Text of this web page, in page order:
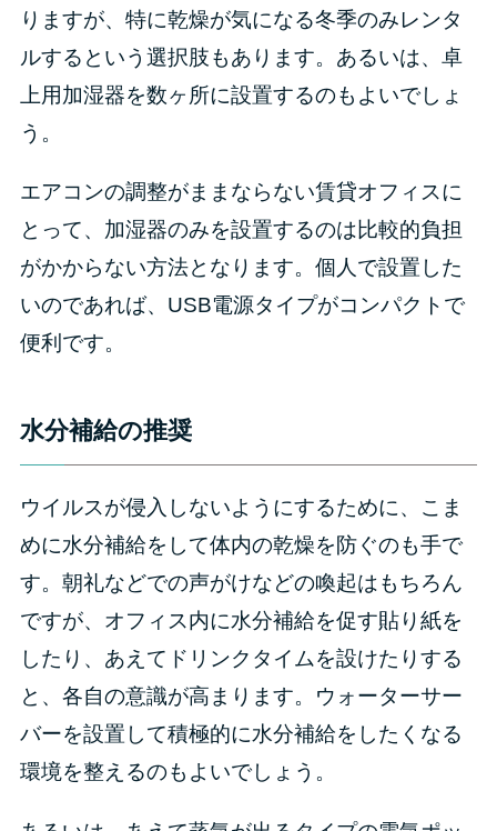
りますが、特に乾燥が気になる冬季のみレンタ
ルするという選択肢もあります。あるいは、卓
上用加湿器を数ヶ所に設置するのもよいでしょ
う。
エアコンの調整がままならない賃貸オフィスに
とって、加湿器のみを設置するのは比較的負担
がかからない方法となります。個人で設置した
いのであれば、USB電源タイプがコンパクトで
便利です。
水分補給の推奨
ウイルスが侵入しないようにするために、こま
めに水分補給をして体内の乾燥を防ぐのも手で
す。朝礼などでの声がけなどの喚起はもちろん
ですが、オフィス内に水分補給を促す貼り紙を
したり、あえてドリンクタイムを設けたりする
と、各自の意識が高まります。ウォーターサー
バーを設置して積極的に水分補給をしたくなる
環境を整えるのもよいでしょう。